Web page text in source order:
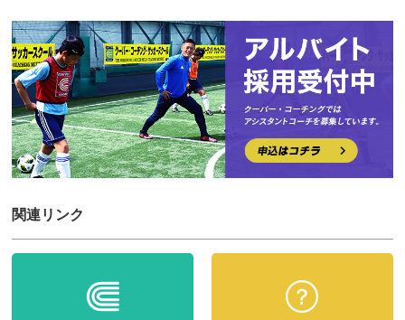
関連リンク